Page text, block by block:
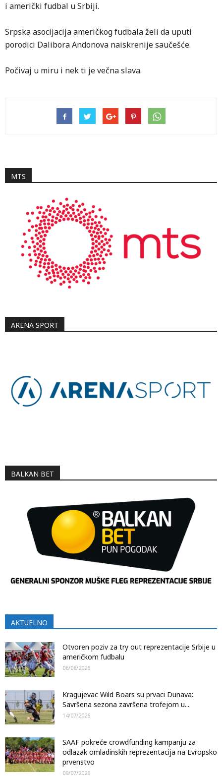
i američki fudbal u Srbiji.
Srpska asocijacija američkog fudbala želi da uputi
porodici Dalibora Andonova naiskrenije saučešće.
Počivaj u miru i nek ti je večna slava.
MTS
ARENA SPORT
BALKAN BET
AKTUELNO
Otvoren poziv za try out reprezentacije Srbije u
američkom fudbalu
06/08/2026
Kragujevac Wild Boars su prvaci Dunava:
Savršena sezona završena trofejom u...
14/07/2026
SAAF pokreće crowdfunding kampanju za
odlazak omladinskih reprezentacija na Evropsko
prvenstvo
09/07/2026